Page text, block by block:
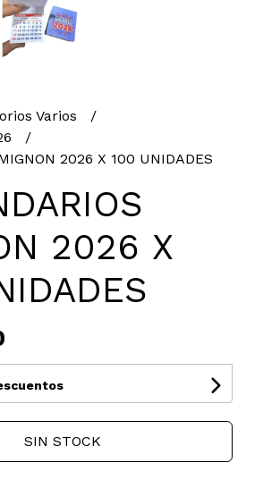
Varios
2026 X 100 UNIDADES
2026 X
SIN STOCK